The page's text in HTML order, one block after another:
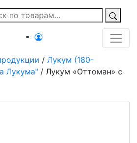
/ Лукум (180-
Лукума" / Лукум «Оттоман» с